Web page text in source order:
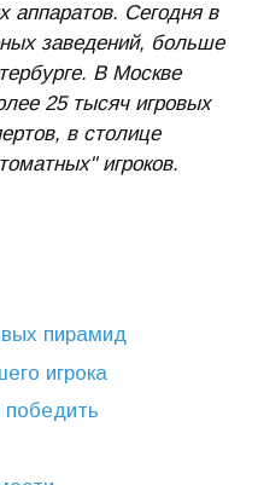
аппаратов. Сегодня в
заведений, больше
В Москве
25 тысяч игровых
в столице
игроков.
пирамид
игрока
победить